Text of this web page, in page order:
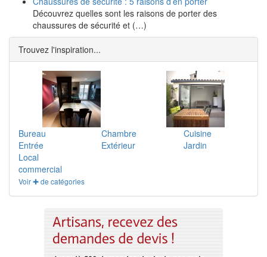
Découvrez quelles sont les raisons de porter des
chaussures de sécurité et (…)
Trouvez l'inspiration...
Bureau Chambre
Cuisine
Entrée
Extérieur
Jardin
Local
commercial
Voir ✚ de catégories